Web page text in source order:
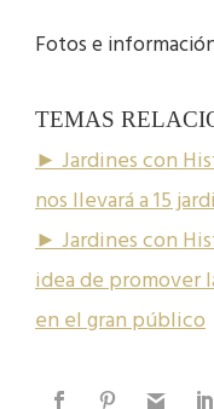
Fotos e
TEMAS
► Jardines con
nos llevará a 15
► Jardines con
idea de promover
en el gran público